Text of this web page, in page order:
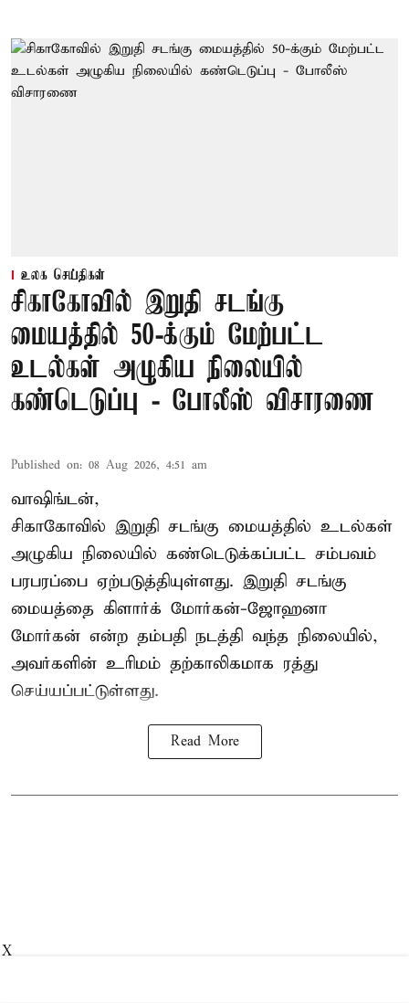
உலக செய்திகள்
சிகாகோவில் இறுதி சடங்கு
மையத்தில் 50-க்கும் மேற்பட்ட
உடல்கள் அழுகிய நிலையில்
கண்டெடுப்பு - போலீஸ் விசாரணை
Published on: 08 Aug 2026, 4:51 am
வாஷிங்டன்,
சிகாகோவில் இறுதி சடங்கு மையத்தில் உடல்கள்
அழுகிய நிலையில் கண்டெடுக்கப்பட்ட சம்பவம்
பரபரப்பை ஏற்படுத்தியுள்ளது. இறுதி சடங்கு
மையத்தை கிளார்க் மோர்கன்-ஜோஹனா
மோர்கன் என்ற தம்பதி நடத்தி வந்த நிலையில்,
அவர்களின் உரிமம் தற்காலிகமாக ரத்து
செய்யப்பட்டுள்ளது.
Read More
X